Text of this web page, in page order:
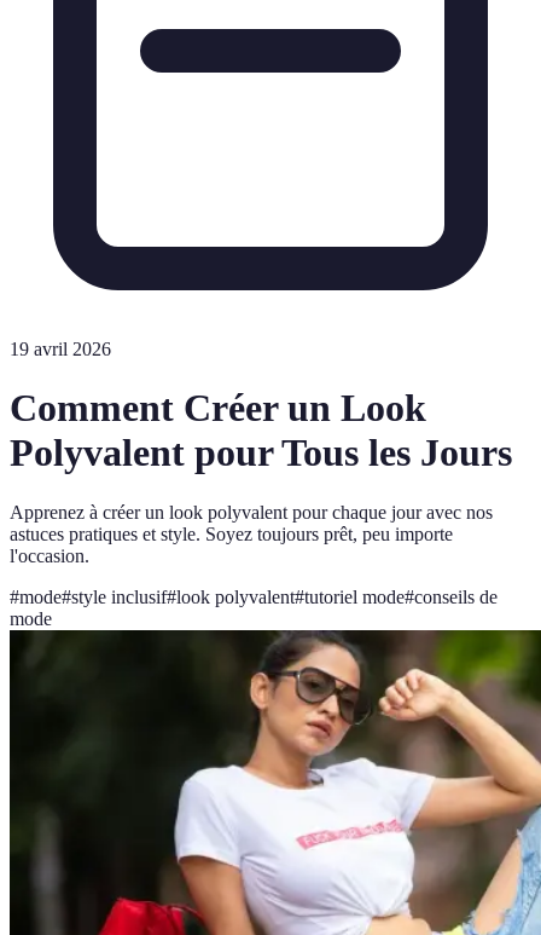
19 avril 2026
Comment Créer un Look
Polyvalent pour Tous les Jours
Apprenez à créer un look polyvalent pour chaque jour avec nos
astuces pratiques et style. Soyez toujours prêt, peu importe
l'occasion.
#mode#style inclusif#look polyvalent#tutoriel mode#conseils de
mode